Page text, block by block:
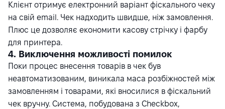
Клієнт отримує електронний варіант фіскального чеку
на свій email. Чек надходить швидше, ніж замовлення.
Плюс це дозволяє економити касову стрічку і фарбу
для принтера.
4. Виключення можливості помилок
Поки процес внесення товарів в чек був
неавтоматизованим, виникала маса розбіжностей між
замовленням і товарами, які вносилися в фіскальний
чек вручну. Система, побудована з Checkbox,